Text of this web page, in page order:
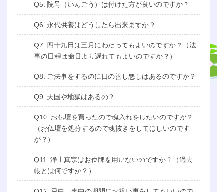
Q5. 院号（いんごう）は付けた方が良いのですか？
Q6. 永代供養はどうしたら出来ますか？
Q7. 四十九日は三月にわたってもよいのですか？（法
事の日程は命日より遅れてもよいのですか？）
Q8. ご法事をするのに日の善し悪しはあるのですか？
Q9. 天国や地獄はあるの？
Q10. お仏壇を買ったので魂入れをしたいのですが？
（お仏壇を処分するので魂抜きをしてほしいのです
が？）
Q11. 浄土真宗はお位牌を用いないのですか？（過去
帳とは何ですか？）